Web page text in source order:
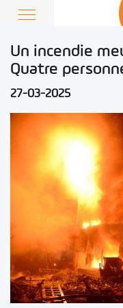
Un incendie
Quatre
27-03-2025